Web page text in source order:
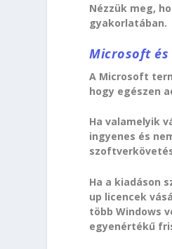
Nézzük meg,
gyakorlatában.
Microsoft és
A Microsoft
hogy egészen
Ha valamelyik
ingyenes és
Ha a kiadáson
up licencek
több Windows
egyenértékű